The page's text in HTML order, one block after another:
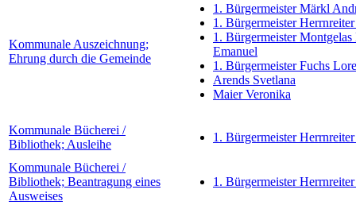
Kommunale Auszeichnung;
Ehrung durch die Gemeinde
1. Bürgermeister Märkl
1. Bürgermeister Herrnreiter
1. Bürgermeister
Emanuel
1. Bürgermeister Fuchs
Arends Svetlana
Maier Veronika
Kommunale Bücherei /
Bibliothek; Ausleihe
1. Bürgermeister Herrnreiter
Kommunale Bücherei /
Bibliothek; Beantragung eines
Ausweises
1. Bürgermeister Herrnreiter